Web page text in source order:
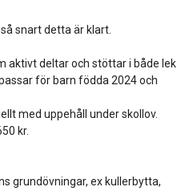
snart detta är klart.
aktivt deltar och stöttar i både lek
för barn födda 2024 och
med uppehåll under skollov.
kr.
grundövningar, ex kullerbytta,